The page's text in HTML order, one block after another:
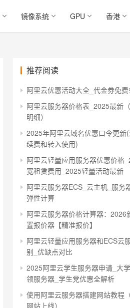
镜像系统 GPU 香港
推荐阅读
阿里云优惠活动大全_代金券免费
阿里云服务器价格表_2025最新
明细）
2025年阿里云域名优惠口令更新(
续费和转入使用)
阿里云轻量应用服务器优惠价格
宽租赁费用_2025轻量活动最新
阿里云服务器ECS_云主机_服务
弹性计算
阿里云服务器价格计算器：2026
置报价器【精准报价】
阿里云轻量应用服务器和ECS云
别_优缺点对比
2025阿里云学生服务器申请_大
领服务器_学生党优惠全解析
使用阿里云服务器搭建网站教程
网站上线）